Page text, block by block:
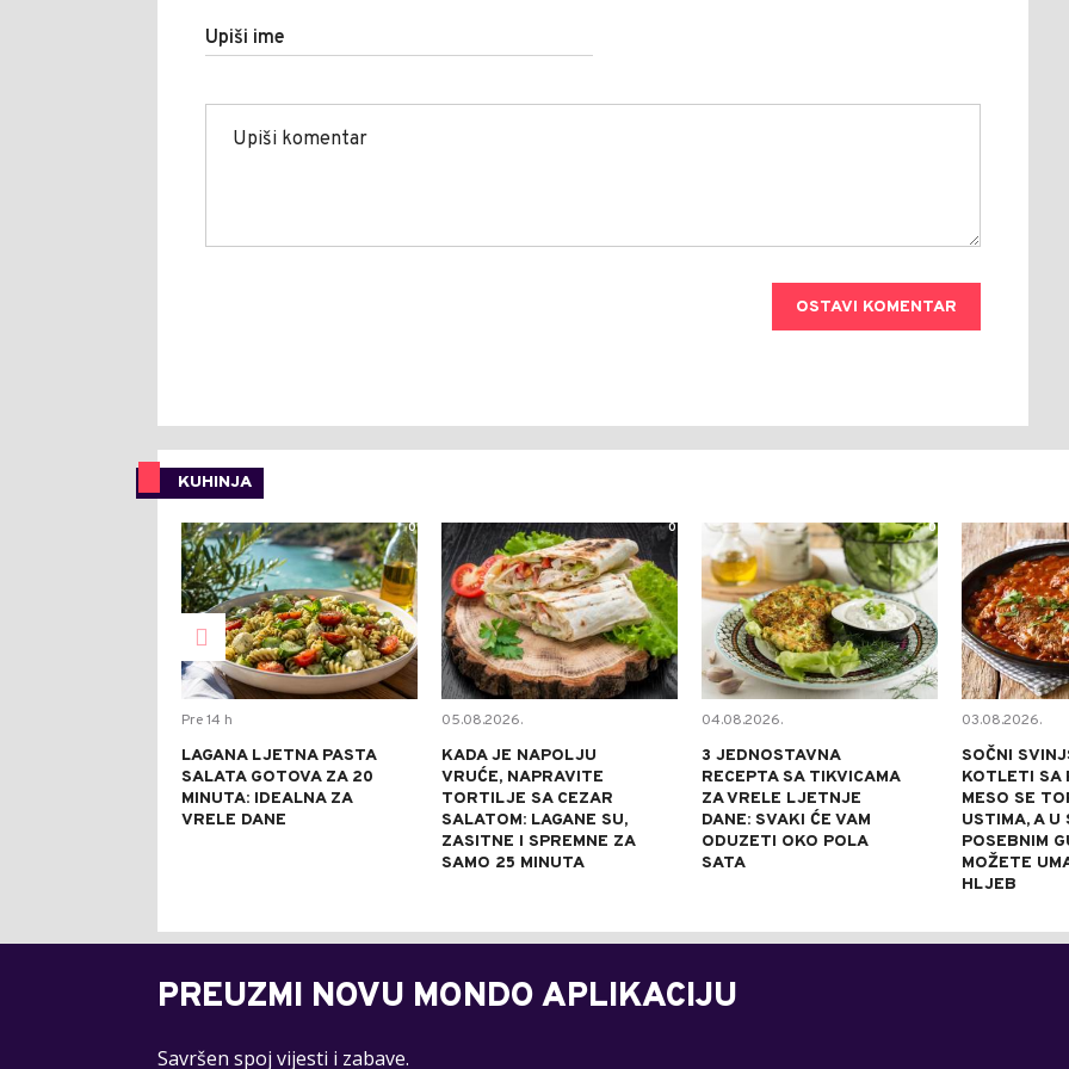
Upiši ime
OSTAVI KOMENTAR
KUHINJA
0
Pre 14 h
LAGANA LJETNA PASTA
SALATA GOTOVA ZA 20
MINUTA: IDEALNA ZA
VRELE DANE
0
05.08.2026.
KADA JE NAPOLJU
VRUĆE, NAPRAVITE
TORTILJE SA CEZAR
SALATOM: LAGANE SU,
ZASITNE I SPREMNE ZA
SAMO 25 MINUTA
0
04.08.2026.
3 JEDNOSTAVNA
RECEPTA SA TIKVICAMA
ZA VRELE LJETNJE
DANE: SVAKI ĆE VAM
ODUZETI OKO POLA
SATA
03.08.2026.
SOČNI
KOTLETI SA
MESO SE
USTIMA, A U
POSEBNIM
MOŽETE
HLJEB
PREUZMI NOVU MONDO APLIKACIJU
Savršen spoj vijesti i zabave.